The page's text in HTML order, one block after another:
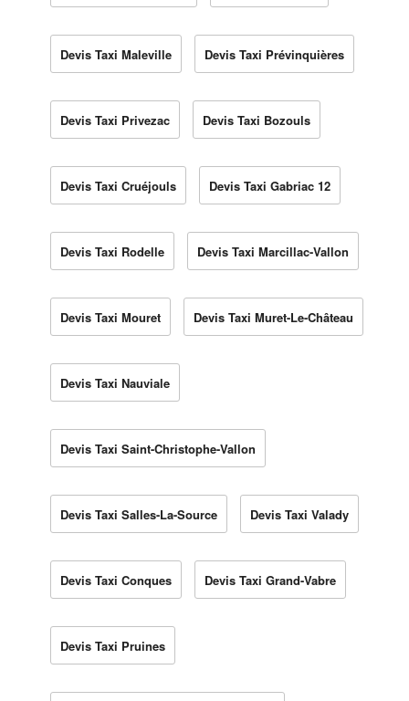
Devis Taxi Maleville Devis Taxi Prévinquières
Devis Taxi Privezac Devis Taxi Bozouls
Devis Taxi Cruéjouls Devis Taxi Gabriac 12
Devis Taxi Rodelle Devis Taxi Marcillac-Vallon
Devis Taxi Mouret Devis Taxi Muret-Le-Château
Devis Taxi Nauviale
Devis Taxi Saint-Christophe-Vallon
Devis Taxi Salles-La-Source Devis Taxi Valady
Devis Taxi Conques Devis Taxi Grand-Vabre
Devis Taxi Pruines